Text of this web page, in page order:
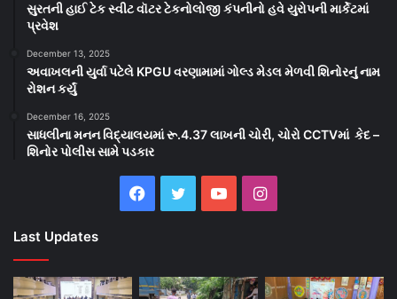
સુરતની હાઈ ટેક સ્વીટ વૉટર ટેકનોલોજી કંપનીનો હવે યુરોપની માર્કેટમાં
પ્રવેશ
December 13, 2025
અવાખલની યુર્વા પટેલે KPGU વરણામામાં ગોલ્ડ મેડલ મેળવી શિનોરનું નામ
રોશન કર્યું
December 16, 2025
સાધલીના મનન વિદ્યાલયમાં રૂ.4.37 લાખની ચોરી, ચોરો CCTVમાં કેદ –
શિનોર પોલીસ સામે પડકાર
Facebook
Twitter YouTubeInstagram
Last Updates